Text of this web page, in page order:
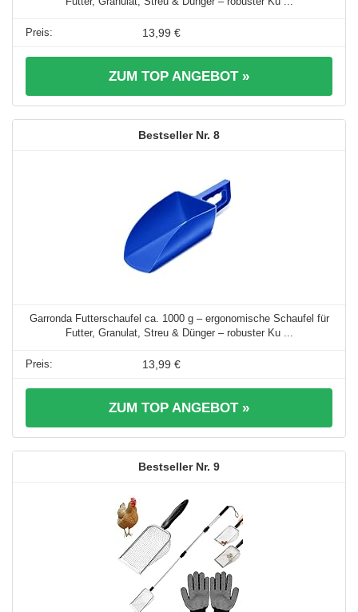
13,99 €
ZUM TOP ANGEBOT »
8
Garronda Futterschaufel ca. 1000 g – ergonomische Schaufel für
Futter, Granulat, Streu & Dünger – robuster Ku ...
13,99 €
ZUM TOP ANGEBOT »
9